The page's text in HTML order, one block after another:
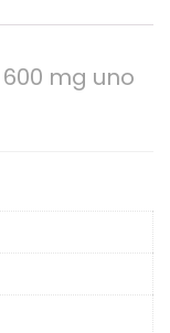
600 mg uno